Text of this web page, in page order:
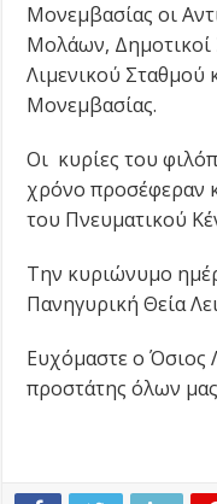
Μονεμβασίας οι
Μολάων, Δημοτικοί
Λιμενικού Σταθμού
Μονεμβασίας.
Οι κυρίες του
χρόνο προσέφεραν
του Πνευματικού
Την κυριώνυμο
Πανηγυρική Θεία
Ευχόμαστε ο Όσιος
προστάτης όλων